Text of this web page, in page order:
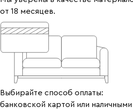
от 18 месяцев.
Выбирайте способ оплаты:
банковской картой или